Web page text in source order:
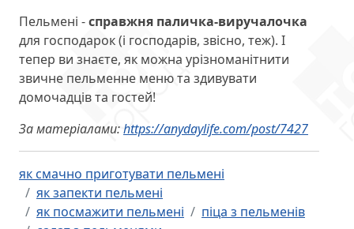
Пельмені -справжня паличка-виручалочка
для господарок (і господарів, звісно, теж). І
тепер ви знаєте, як можна урізноманітнити
звичне пельменне меню та здивувати
домочадців та гостей!
За матеріалами:https://anydaylife.com/post/7427
як смачно приготувати пельмені
як запекти пельмені
як посмажити пельмені
піца з пельменів